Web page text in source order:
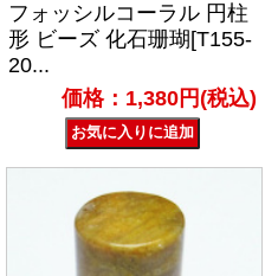
フォッシルコーラル 円柱
形 ビーズ 化石珊瑚[T155-
20...
価格：1,380円(税込)